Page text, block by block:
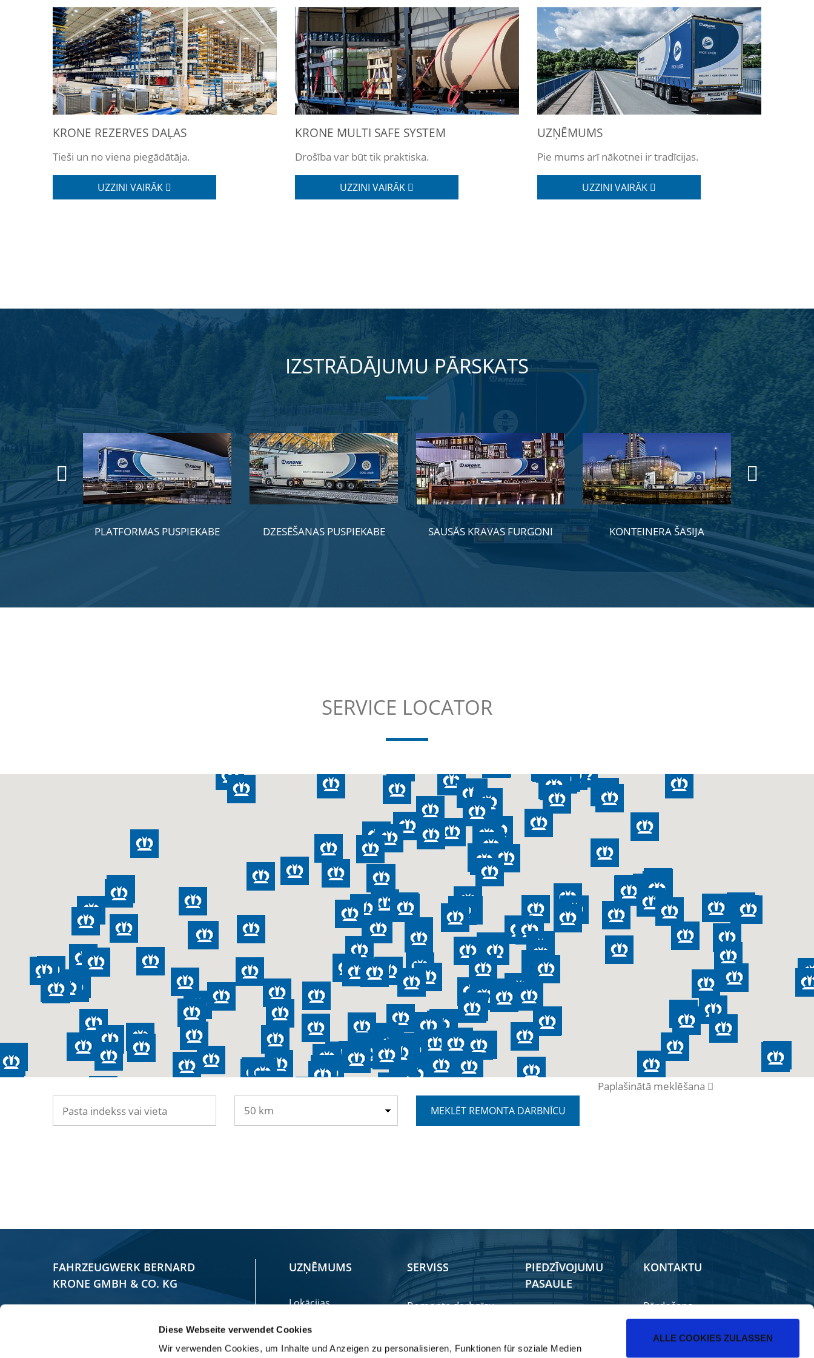
Diese Webseite verwendet Cookies
Wir verwenden Cookies, um Inhalte und Anzeigen zu personalisieren, Funktionen für soziale Medien
ALLE COOKIES ZULASSEN
KRONE REZERVES DAĻAS
Tieši un no viena piegādātāja.
UZZINI VAIRĀK
KRONE MULTI SAFE SYSTEM
Drošība var būt tik praktiska.
UZZINI VAIRĀK
UZŅĒMUMS
Pie mums arī nākotnei ir tradīcijas.
UZZINI VAIRĀK
IZSTRĀDĀJUMU PĀRSKATS
PLATFORMAS PUSPIEKABE DZESĒŠANAS PUSPIEKABE SAUSĀS KRAVAS FURGONI KONTEINERA ŠASIJA
SERVICE LOCATOR
Paplašinātā meklēšana
FAHRZEUGWERK BERNARD
KRONE GMBH & CO. KG
49757 Werlte, GERMANY
UZŅĒMUMS
Lokācijas
Filosofija
SERVISS
Remonta darbnīcu
PIEDZĪVOJUMU
PASAULE
KONTAKTU
Pārdošana